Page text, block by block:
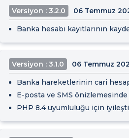
Versiyon : 3.2.0 06 Temmuz
Banka hesabı kayıtlarının
Versiyon : 3.1.0 06 Temmuz
Banka hareketlerinin cari
E-posta ve SMS
PHP 8.4 uyumluluğu için